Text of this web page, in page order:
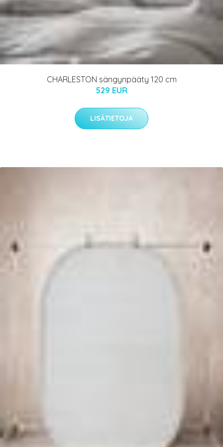
CHARLESTON sängynpääty 120 cm
529 EUR
LISÄTIETOJA